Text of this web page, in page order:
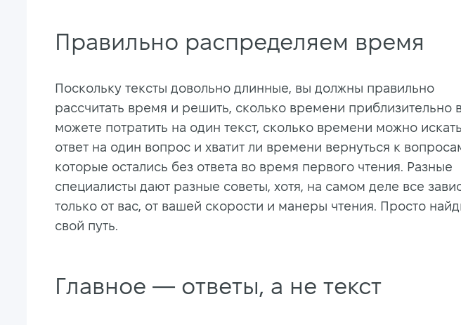
Правильно распределяем время
Поскольку тексты довольно длинные, вы должны правильно
рассчитать время и решить, сколько времени приблизительно
можете потратить на один текст, сколько времени можно искать
ответ на один вопрос и хватит ли времени вернуться к
которые остались без ответа во время первого чтения. Разные
специалисты дают разные советы, хотя, на самом деле все
только от вас, от вашей скорости и манеры чтения. Просто
свой путь.
Главное — ответы, а не текст